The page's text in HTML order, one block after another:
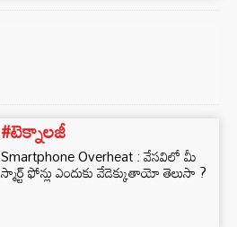
#టెక్నాలజీ
Smartphone Overheat : వేసవిలో మీ
స్మార్ట్ ఫోన్లు ఎందుకు వేడెక్కుతాయో తెలుసా ?